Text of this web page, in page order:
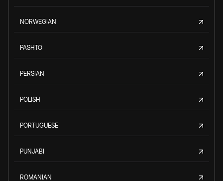
NORWEGIAN
PASHTO
PERSIAN
POLISH
PORTUGUESE
PUNJABI
ROMANIAN